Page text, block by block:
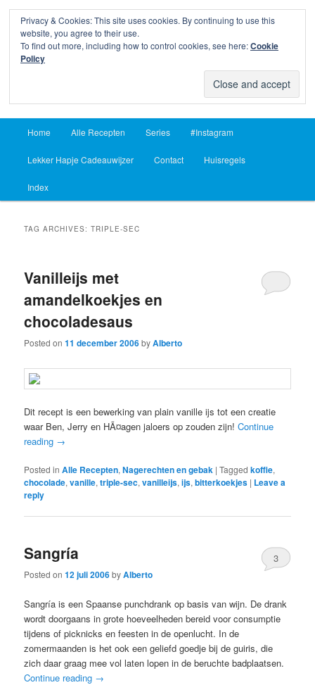
Lekker Hapje
Skip
to
primary
content
Skip
to
secondary
content
Home Alle Recepten Series #Instagram
Lekker Hapje Cadeauwijzer Contact Huisregels
Index
TAG ARCHIVES:TRIPLE-SEC
Vanilleijs met
amandelkoekjes en
chocoladesaus
Posted on11 december 2006byAlberto
Dit recept is een bewerking van plain vanille ijs tot een creatie
waar Ben, Jerry en HÃ¤agen jaloers op zouden zijn!Continue
reading →
Posted in Alle Recepten,Nagerechten en gebak |Tagged koffie,
chocolade,vanille,triple-sec,vanilleijs,ijs,bitterkoekjes | Leave a
reply
Sangrí­a
Posted on12 juli 2006byAlberto
3
Sangría is een Spaanse punchdrank op basis van wijn. De drank
wordt doorgaans in grote hoeveelheden bereid voor consumptie
tijdens of picknicks en feesten in de openlucht. In de
zomermaanden is het ook een geliefd goedje bij de guiris, die
zich daar graag mee vol laten lopen in de beruchte badplaatsen.
Continue reading →
Privacy & Cookies: This site uses cookies. By continuing to use this
website, you agree to their use.
To find out more, including how to control cookies, see here:Cookie
Policy